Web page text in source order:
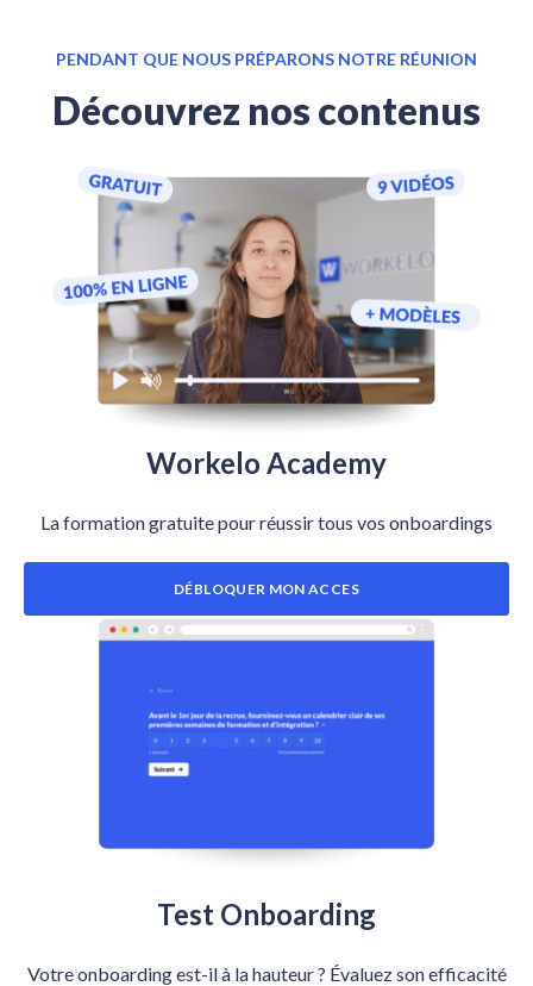
PENDANT QUE NOUS PRÉPARONS NOTRE RÉUNION
Découvrez nos contenus
Workelo Academy
La formation gratuite pour réussir tous vos onboardings
DÉBLOQUER MON ACCES
Test Onboarding
Votre onboarding est-il à la hauteur ? Évaluez son efficacité